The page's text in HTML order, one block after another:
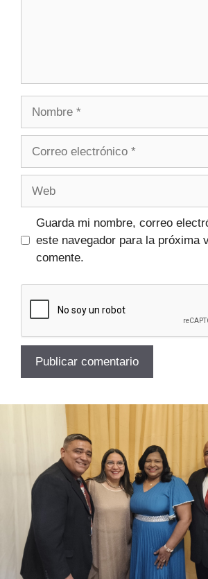
Guarda mi nombre, correo
este navegador para la próxima
comente.